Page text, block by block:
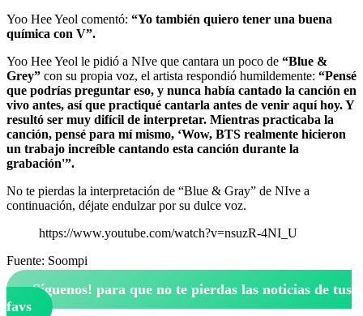
Yoo Hee Yeol comentó: “Yo también quiero tener una buena
química con V”.
Yoo Hee Yeol le pidió a NIve que cantara un poco de “Blue &
Grey” con su propia voz, el artista respondió humildemente: “Pensé
que podrías preguntar eso, y nunca había cantado la canción en
vivo antes, así que practiqué cantarla antes de venir aquí hoy. Y
resultó ser muy difícil de interpretar. Mientras practicaba la
canción, pensé para mí mismo, ‘Wow, BTS realmente hicieron
un trabajo increíble cantando esta canción durante la
grabación'”.
No te pierdas la interpretación de “Blue & Gray” de NIve a
continuación, déjate endulzar por su dulce voz.
https://www.youtube.com/watch?v=nsuzR-4NI_U
Fuente: Soompi
¡Síguenos! para que no te pierdas las noticias de tus
favs